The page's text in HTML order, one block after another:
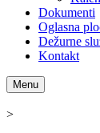
Dokumenti
Oglasna
Dežurne
Kontakt
Menu
>